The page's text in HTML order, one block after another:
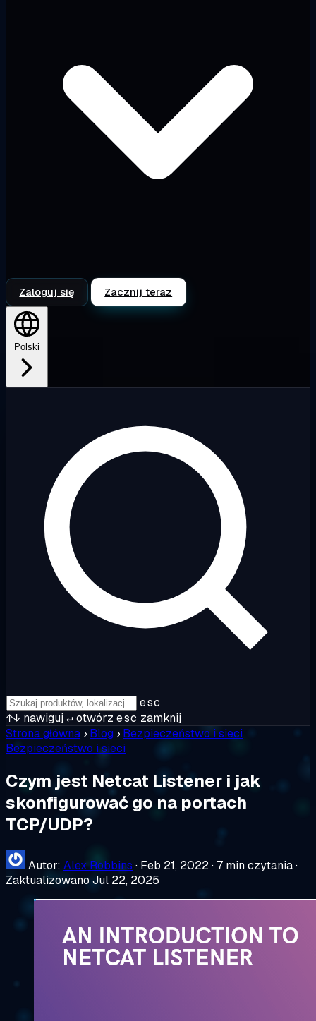
Zaloguj się Zacznij teraz
Polski
esc
↑↓ nawiguj↵otwórz esc zamknij
Strona główna › Blog › Bezpieczeństwo i sieci
Bezpieczeństwo i sieci
Czym jest Netcat Listener i jak
skonfigurować go na portach
TCP/UDP?
Autor: Alex Robbins · Feb 21, 2022· 7 min czytania·
Zaktualizowano Jul 22, 2025